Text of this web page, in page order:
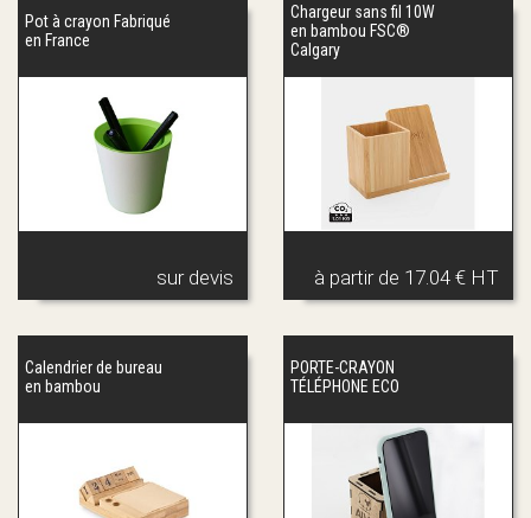
Pot à crayon Fabriqué
en France
sur devis
Chargeur sans fil 10W
en bambou FSC®
Calgary
à partir de 17.04 € HT
Calendrier de bureau
en bambou
PORTE-CRAYON
TÉLÉPHONE ECO